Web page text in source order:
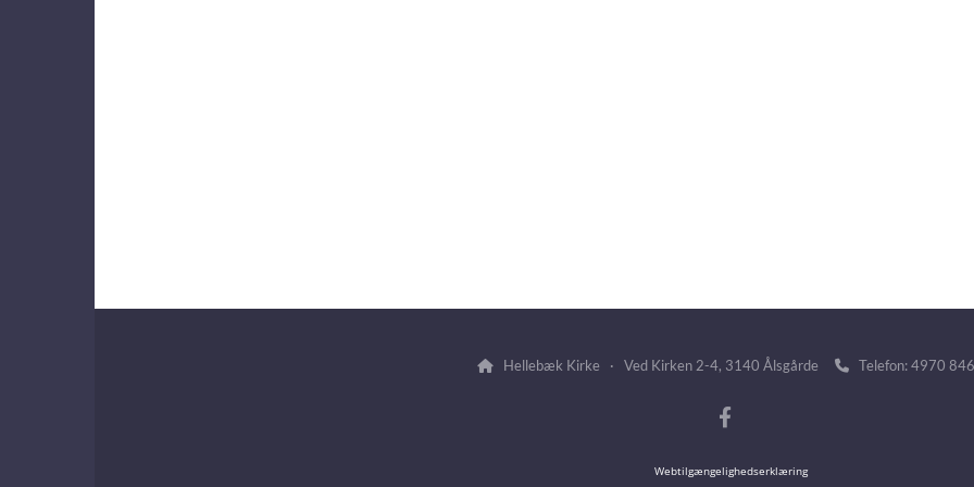
 Hellebæk Kirke · Ved Kirken 2-4, 3140 Ålsgårde  Telefon: 4970
Webtilgængelighedserklæring